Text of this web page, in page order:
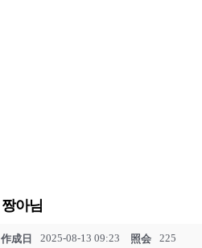
짱아님
作成日 2025-08-13 09:23 照会 225